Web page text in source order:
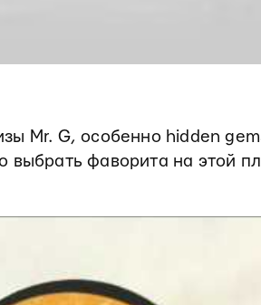
Mr. G, особенно hidden
выбрать фаворита на этой